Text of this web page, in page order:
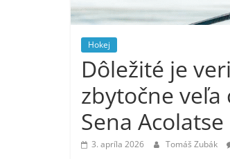
Hokej
Dôležité je
zbytočne veľa
Sena Acolatse
3. apríla 2026 Tomáš Zubák